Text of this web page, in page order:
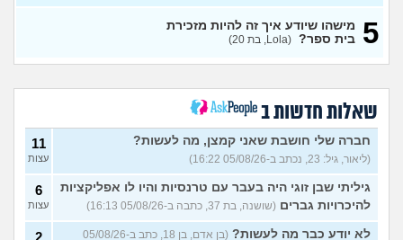
(מתעניינת, בת 25)
במה לעבוד? (אנונימי, בן 17)
שחוק עד דמעות מעבודה
זמנית: האם לחתום אבטלה
ולהשקיע בהייטק או למצוא
עבודה אחרת?
(סטודנט, בן 22)
3
עצות
5
מישהו שיודע איך זה להיות מזכירת
בית ספר? (Lola, בת 20)
שאלות חדשות ב
חברה שלי חושבת שאני קמצן, מה לעשות?
(ליאור, גיל: 23, נכתב ב-05/08/26 16:22)
11
עצות
גיליתי שבן זוגי היה בעבר עם טרנסיות והיו לו אפליקציות
להיכרויות גברים (שושנה, בת 37, כתבה ב-05/08/26 16:13)
6
עצות
לא יודע כבר מה לעשות?
(בן אדם, בן 18, כתב ב-05/08/26
2